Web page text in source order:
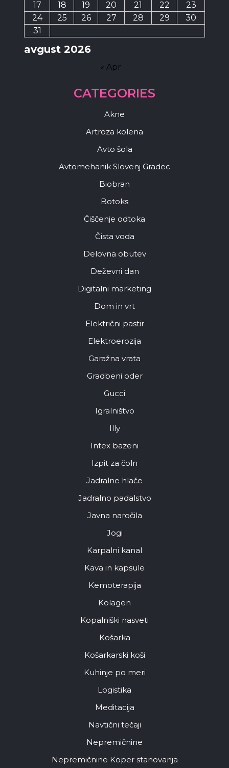
avgust 2026
17 18 19 20 21 22
23
24
25 26 27 28 29
30
31
« Apr
CATEGORIES
Akne
Artroza kolena
Avto šola
Avtomehanik Slovenj Gradec
Biobran
Botoks
Čiščenje odtoka
Čista voda
Delovna obutev
Deževni dan
Digitalni marketing
Dom in vrt
Električni pastir
Elektroerozija
Garažna vrata
Gradbeni oder
Gucci
Igralništvo
Illy
Intex bazeni
Izpit za čoln
Jadralne hlače
Jadralno padalstvo
Javna naročila
Jogi
Karpalni kanal
Kava in kapsule
Kemoterapija
Kolagen
Kopalniški nasveti
Košarka
Košarkarski koši
Kuhinje po meri
Logistika
Meditacija
Navtični tečaji
Nepremičnine
Nepremičnine Koper stanovanja